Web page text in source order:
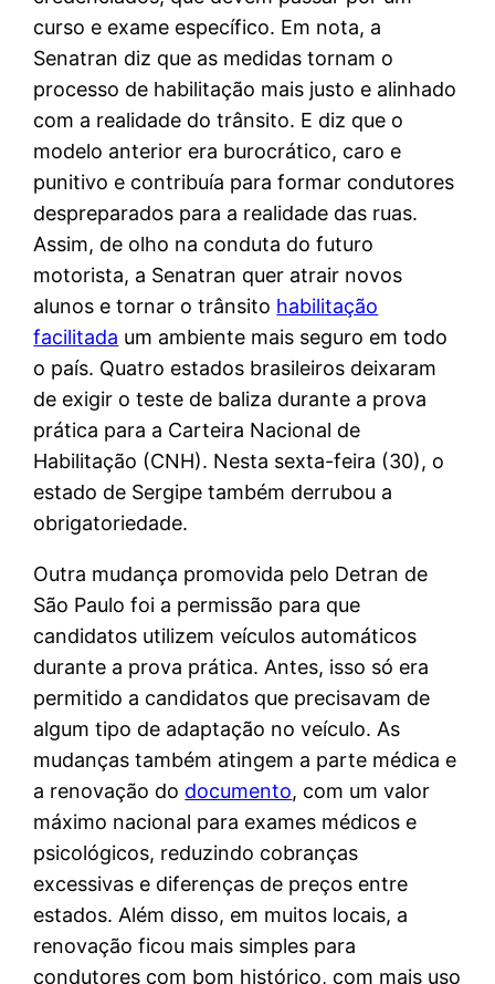
curso e exame específico. Em nota, a
Senatran diz que as medidas tornam o
processo de habilitação mais justo e alinhado
com a realidade do trânsito. E diz que o
modelo anterior era burocrático, caro e
punitivo e contribuía para formar condutores
despreparados para a realidade das ruas.
Assim, de olho na conduta do futuro
motorista, a Senatran quer atrair novos
alunos e tornar o trânsito habilitação
facilitada um ambiente mais seguro em todo
o país. Quatro estados brasileiros deixaram
de exigir o teste de baliza durante a prova
prática para a Carteira Nacional de
Habilitação (CNH). Nesta sexta-feira (30), o
estado de Sergipe também derrubou a
obrigatoriedade.
Outra mudança promovida pelo Detran de
São Paulo foi a permissão para que
candidatos utilizem veículos automáticos
durante a prova prática. Antes, isso só era
permitido a candidatos que precisavam de
algum tipo de adaptação no veículo. As
mudanças também atingem a parte médica e
a renovação do documento, com um valor
máximo nacional para exames médicos e
psicológicos, reduzindo cobranças
excessivas e diferenças de preços entre
estados. Além disso, em muitos locais, a
renovação ficou mais simples para
condutores com bom histórico, com mais uso